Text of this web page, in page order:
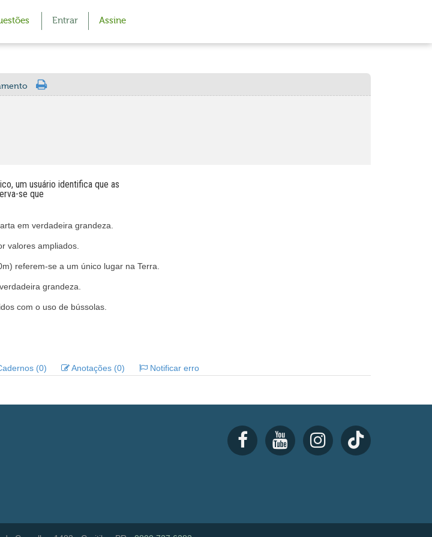
Entrar Assine
um usuário identifica que as
se que
em verdadeira grandeza.
valores ampliados.
referem-se a um único lugar na Terra.
grandeza.
com o uso de bússolas.
(0) Anotações (0) Notificar erro